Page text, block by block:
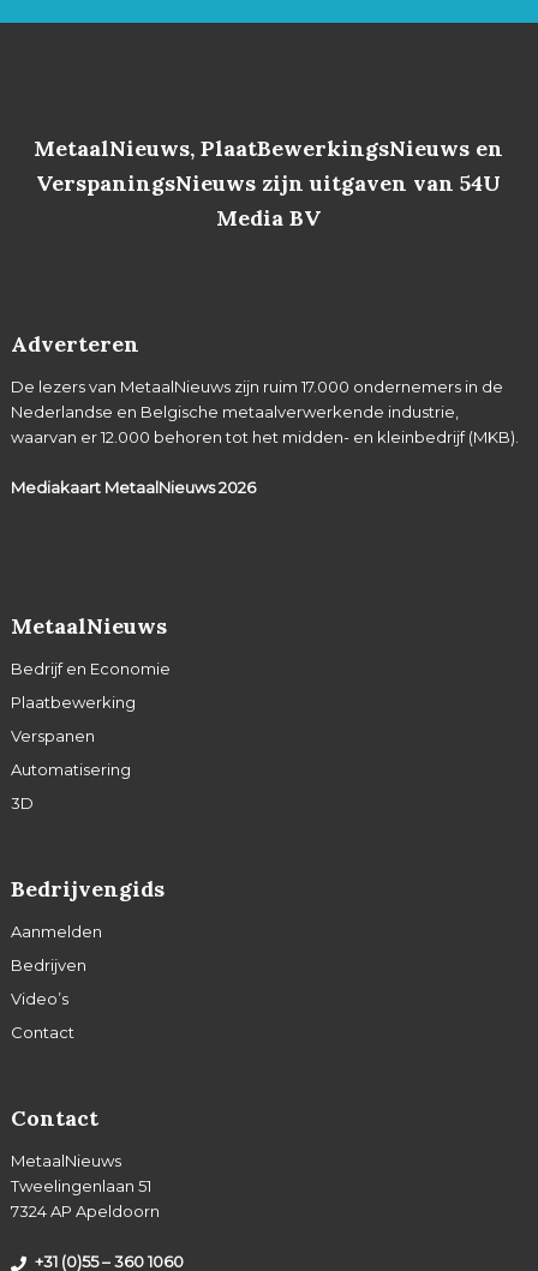
MetaalNieuws, PlaatBewerkingsNieuws en
VerspaningsNieuws zijn uitgaven van 54U
Media BV
Adverteren
De lezers van MetaalNieuws zijn ruim 17.000 ondernemers in de
Nederlandse en Belgische metaalverwerkende industrie,
waarvan er 12.000 behoren tot het midden- en kleinbedrijf (MKB).
Mediakaart MetaalNieuws2026
MetaalNieuws
Bedrijf en Economie
Plaatbewerking
Verspanen
Automatisering
3D
Bedrijvengids
Aanmelden
Bedrijven
Video’s
Contact
Contact
MetaalNieuws
Tweelingenlaan 51
7324 AP Apeldoorn
+31 (0)55 – 360 1060